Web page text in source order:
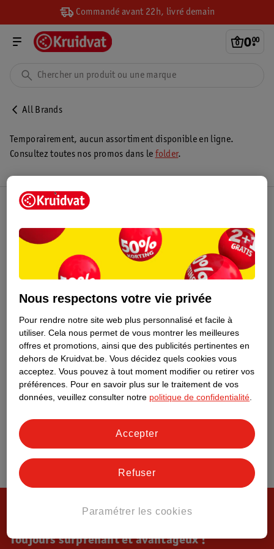
Commandé avant 22h, livré demain
0.
00
All Brands
Temporairement, aucun assortiment disponible en ligne.
Consultez toutes nos promos dans le folder.
Toujours surprenant et avantageux !
Nous respectons votre vie privée
Pour rendre notre site web plus personnalisé et facile à
utiliser. Cela nous permet de vous montrer les meilleures
offres et promotions, ainsi que des publicités pertinentes en
dehors de Kruidvat.be. Vous décidez quels cookies vous
acceptez. Vous pouvez à tout moment modifier ou retirer vos
préférences. Pour en savoir plus sur le traitement de vos
données, veuillez consulter notre politique de confidentialité
Paramétrer les cookies
Refuser
Accepter